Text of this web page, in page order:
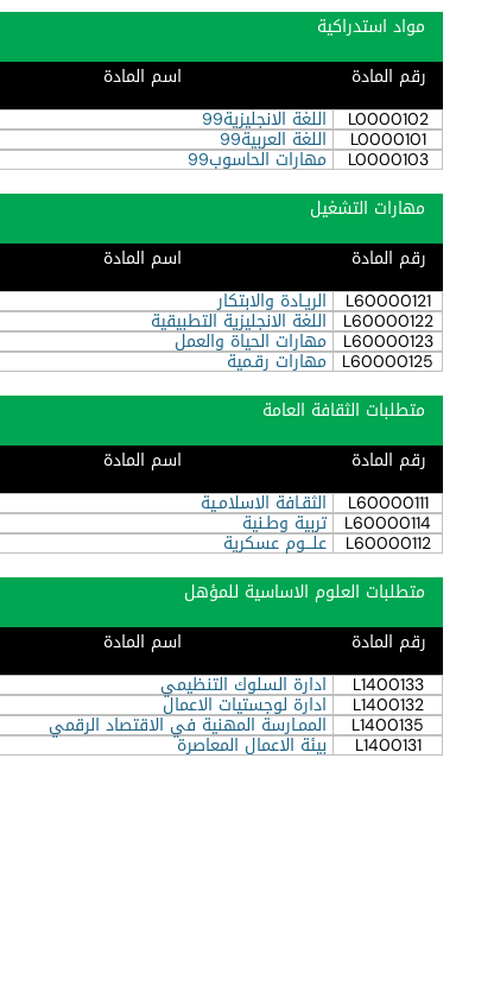
مواد استدراكية
رقم المادة اسم المادة
L0000102 اللغة الانجليزية99
L0000101 اللغة العربية99
L0000103 مهارات الحاسوب99
مهارات التشغيل
رقم المادة اسم المادة
L60000121 الريـادة والابتكار
L60000122 اللغة الانجليزية التطبيقية
L60000123 مهارات الحياة والعمل
L60000125 مهارات رقـمية
متطلبات الثقافة العامة
رقم المادة اسم المادة
L60000111 الثقـافة الاسلامـية
L60000114 تربية وطـنية
L60000112 علـــوم عسكرية
متطلبات العلوم الاساسية للمؤهل
رقم المادة اسم المادة
L1400133 ادارة السلوك التنظيمي
L1400132 ادارة لوجستيات الاعمال
L1400135 الممـارسة المهنية في الاقتصاد الرقمي
L1400131 بيئة الاعمال المعاصرة